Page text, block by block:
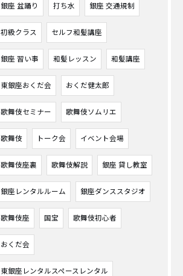
銀座 盆踊り 打ち水 銀座 交通規制
初級クラス セルフ和髪講座
銀座 習い事 和髪レッスン 和髪講座
東銀座おくだ会 おくだ健太郎
歌舞伎セミナー 歌舞伎ソムリエ
歌舞伎 トーク会 イベント会場
歌舞伎座裏 歌舞伎解説 銀座 貸し教室
銀座レンタルルーム 銀座ダンススタジオ
歌舞伎座 国宝 歌舞伎初心者
おくだ会
東銀座レンタルスペースレンタル